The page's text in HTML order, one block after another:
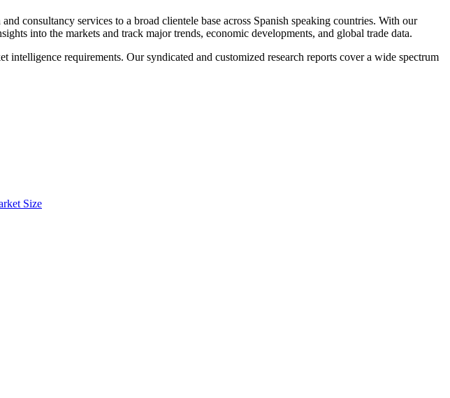
consultancy services to a broad clientele base across Spanish speaking countries. With our
into the markets and track major trends, economic developments, and global trade data.
requirements. Our syndicated and customized research reports cover a wide spectrum
Size